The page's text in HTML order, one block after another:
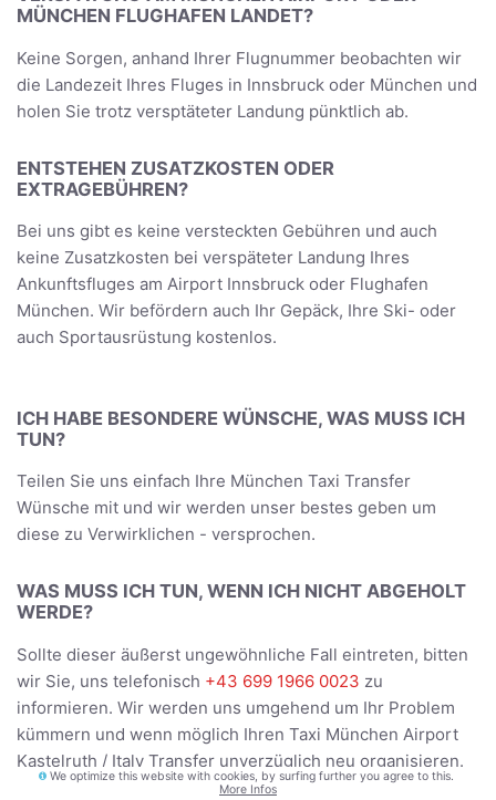
MÜNCHEN FLUGHAFEN LANDET?
Keine Sorgen, anhand Ihrer Flugnummer beobachten wir
die Landezeit Ihres Fluges in Innsbruck oder München und
holen Sie trotz versptäteter Landung pünktlich ab.
ENTSTEHEN ZUSATZKOSTEN ODER
EXTRAGEBÜHREN?
Bei uns gibt es keine versteckten Gebühren und auch
keine Zusatzkosten bei verspäteter Landung Ihres
Ankunftsfluges am Airport Innsbruck oder Flughafen
München. Wir befördern auch Ihr Gepäck, Ihre Ski- oder
auch Sportausrüstung kostenlos.
ICH HABE BESONDERE WÜNSCHE, WAS MUSS ICH
TUN?
Teilen Sie uns einfach Ihre München Taxi Transfer
Wünsche mit und wir werden unser bestes geben um
diese zu Verwirklichen - versprochen.
WAS MUSS ICH TUN, WENN ICH NICHT ABGEHOLT
WERDE?
Sollte dieser äußerst ungewöhnliche Fall eintreten, bitten
wir Sie, uns telefonisch +43 699 1966 0023 zu
informieren. Wir werden uns umgehend um Ihr Problem
kümmern und wenn möglich Ihren Taxi München Airport
Kastelruth / Italy Transfer unverzüglich neu organisieren.
We optimize this website with cookies, by surfing further you agree to this.
More Infos